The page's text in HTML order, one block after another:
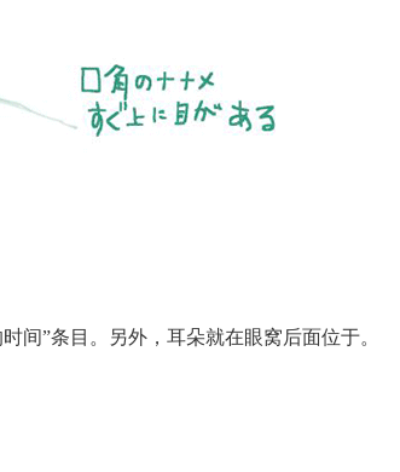
间”条目。另外，耳朵就在眼窝后面位于。